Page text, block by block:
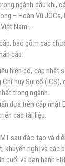
ngành dầu khí,
– Hoàn Vũ JOCs,
Nam…
bao gồm các
cấp:
hiện có, cập nhật
huy Sự cố (ICS),
trong ngành.
dựa trên cập nhật
các tài liệu.
sau đào tạo và
khuyến nghị và các
cuối và ban hành